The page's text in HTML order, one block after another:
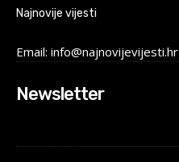
Najnovije vijesti
Email: info@najnovijevijesti.hr
Newsletter